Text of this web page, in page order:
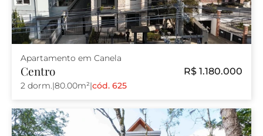
Apartamento em Canela
Centro R$ 1.180.000
2 dorm.|80.00m²|cód. 625